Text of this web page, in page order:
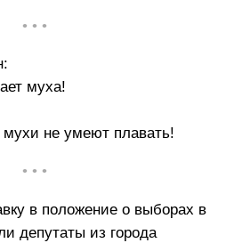
• • •
муха!
не умеют плавать!
• • •
в положение о выборах в
депутаты из города